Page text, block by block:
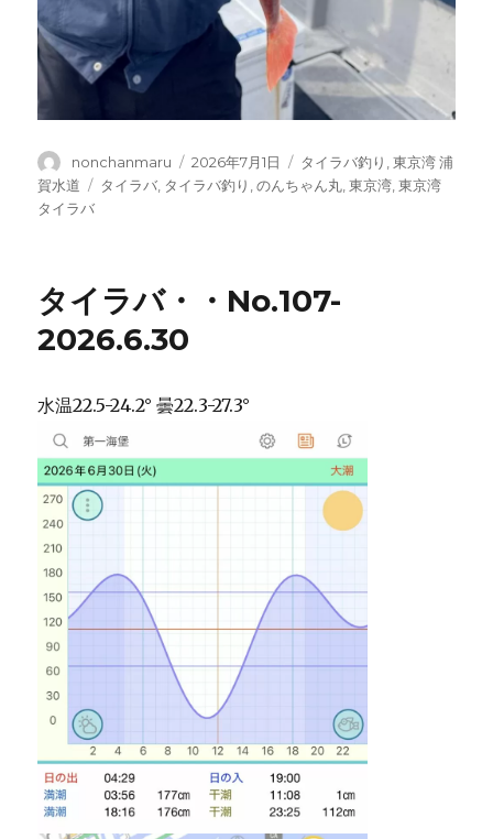
投
稿
者
nonchanmaru
投
稿
2026年7月1日
カ
テ
タイラバ釣り ,東京湾 浦
賀水道
タ
タイラバ タイラバ釣り ,のんちゃん丸 ,東京湾 ,東京湾
タイラバ
タイラバ・・No.107-
2026.6.30
水温22.5-24.2° 曇22.3-27.3°